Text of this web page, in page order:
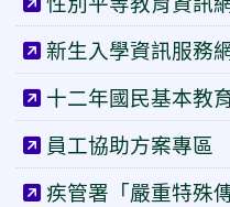
新生入學資訊服務
十二年國民基本教
員工協助方案專區
疾管署「嚴重特殊